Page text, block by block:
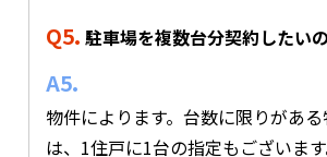
Q5. 駐車場を複数台分契約したいの
A5.
物件によります。台数に限りがあ
は、1住戸に1台の指定もございま